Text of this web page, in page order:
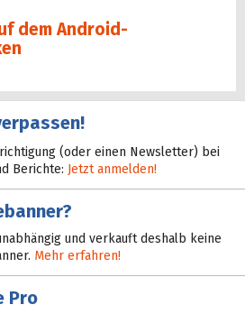
dem Android-
(oder einen Newsletter) bei
Berichte: Jetzt anmelden!
und verkauft deshalb keine
Mehr erfahren!
Pro